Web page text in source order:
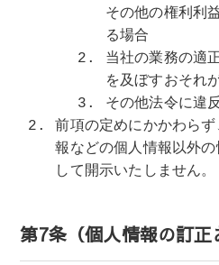
その他の権利利
る場合
当社の業務の適
を及ぼすおそれ
その他法令に違
前項の定めにかかわら
報などの個人情報以外
して開示いたしません。
第7条（個人情報の訂正